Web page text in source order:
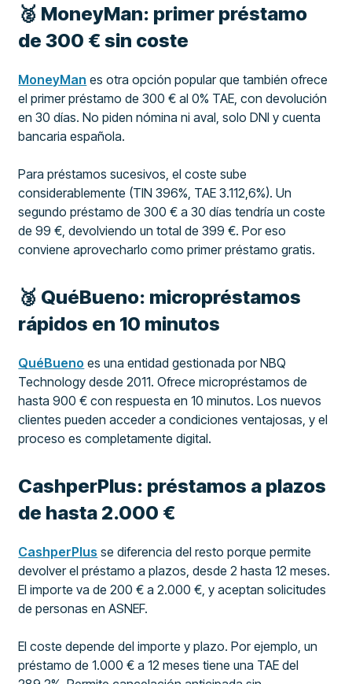
🥈 MoneyMan: primer préstamo
de 300 € sin coste
MoneyMan es otra opción popular que también ofrece
el primer préstamo de 300 € al 0% TAE, con devolución
en 30 días. No piden nómina ni aval, solo DNI y cuenta
bancaria española.
Para préstamos sucesivos, el coste sube
considerablemente (TIN 396%, TAE 3.112,6%). Un
segundo préstamo de 300 € a 30 días tendría un coste
de 99 €, devolviendo un total de 399 €. Por eso
conviene aprovecharlo como primer préstamo gratis.
🥉 QuéBueno: micropréstamos
rápidos en 10 minutos
QuéBueno es una entidad gestionada por NBQ
Technology desde 2011. Ofrece micropréstamos de
hasta 900 € con respuesta en 10 minutos. Los nuevos
clientes pueden acceder a condiciones ventajosas, y el
proceso es completamente digital.
CashperPlus: préstamos a plazos
de hasta 2.000 €
CashperPlus se diferencia del resto porque permite
devolver el préstamo a plazos, desde 2 hasta 12 meses.
El importe va de 200 € a 2.000 €, y aceptan solicitudes
de personas en ASNEF.
El coste depende del importe y plazo. Por ejemplo, un
préstamo de 1.000 € a 12 meses tiene una TAE del